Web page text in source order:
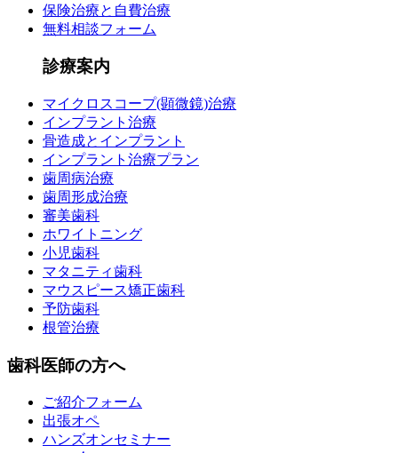
保険治療と自費治療
無料相談フォーム
診療案内
マイクロスコープ(顕微鏡)治療
インプラント治療
骨造成とインプラント
インプラント治療プラン
歯周病治療
歯周形成治療
審美歯科
ホワイトニング
小児歯科
マタニティ歯科
マウスピース矯正歯科
予防歯科
根管治療
歯科医師の方へ
ご紹介フォーム
出張オペ
ハンズオンセミナー